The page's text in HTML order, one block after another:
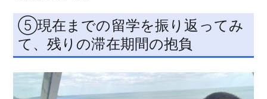
⑤現在までの留学を振り返ってみ
て、残りの滞在期間の抱負